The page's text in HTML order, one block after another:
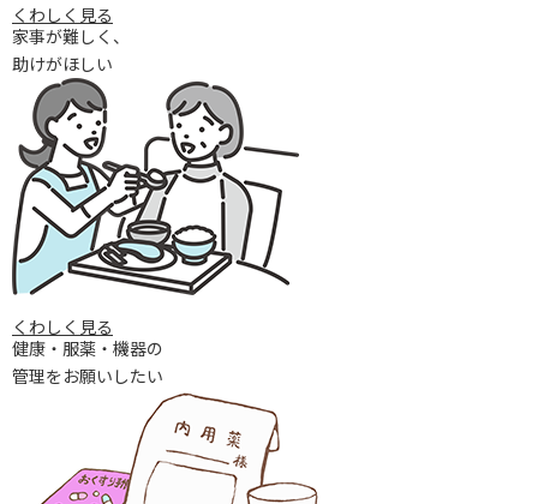
くわしく⾒る
家事が難しく、
助けがほしい
くわしく⾒る
健康・服薬・機器の
管理をお願いしたい